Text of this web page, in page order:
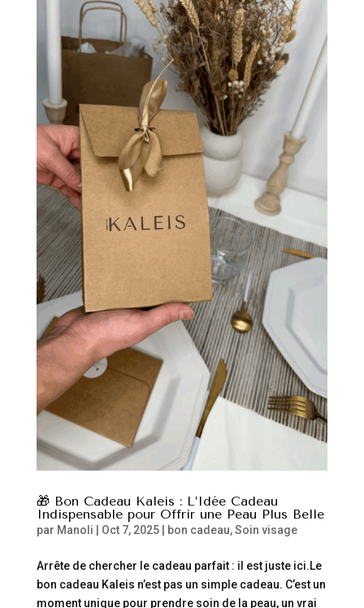
🎁 Bon Cadeau Kaleis : L’Idée Cadeau
Indispensable pour Offrir une Peau Plus Belle
par Manoli Oct 7, 2025| bon cadeau,Soin visage
Arrête de chercher le cadeau parfait : il est juste ici.Le
bon cadeau Kaleis n’est pas un simple cadeau. C’est un
moment unique pour prendre soin de la peau, un vrai